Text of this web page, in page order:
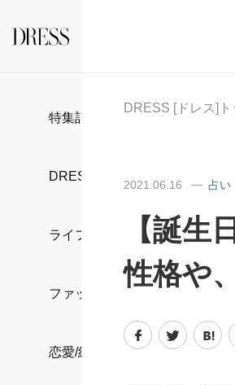
特集記事
DRESS部活
ライフスタイル
ファッション
恋愛/結婚/離婚
DRESS [ドレス]ト
2021.06.16 占い
【誕生
性格や